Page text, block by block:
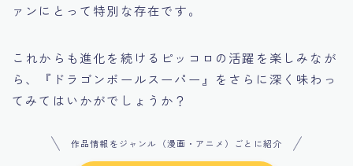
ァンにとって特別な存在です。
これからも進化を続けるピッコロの活躍を楽しみなが
ら、『ドラゴンボールスーパー』をさらに深く味わっ
てみてはいかがでしょうか？
作品情報をジャンル（漫画・アニメ）ごとに紹介